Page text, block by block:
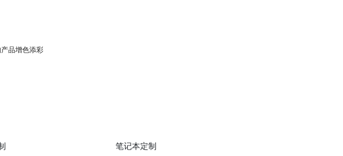
品增色添彩
笔记本定制